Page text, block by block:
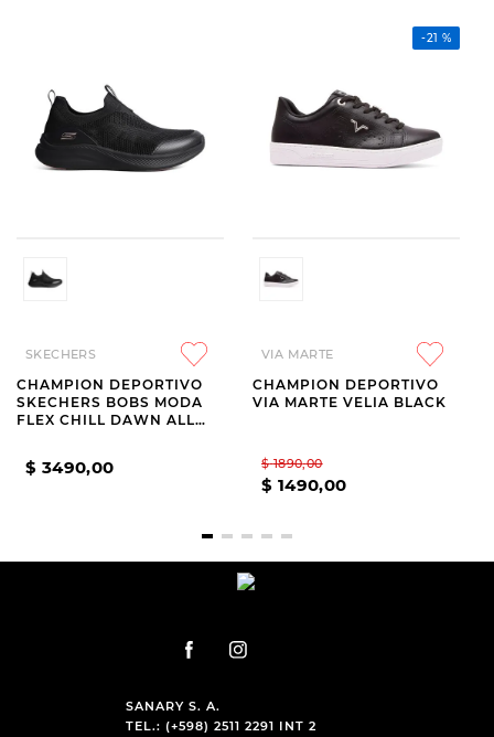
SKECHERS
CHAMPION DEPORTIVO
SKECHERS BOBS MODA
FLEX CHILL DAWN ALL
$ 3490,00
-21 %
VIA MARTE
CHAMPION DEPORTIVO
VIA MARTE VELIA BLACK
$ 1890,00
$ 1490,00
SANARY S. A.
TEL.: (+598) 2511 2291 INT 2